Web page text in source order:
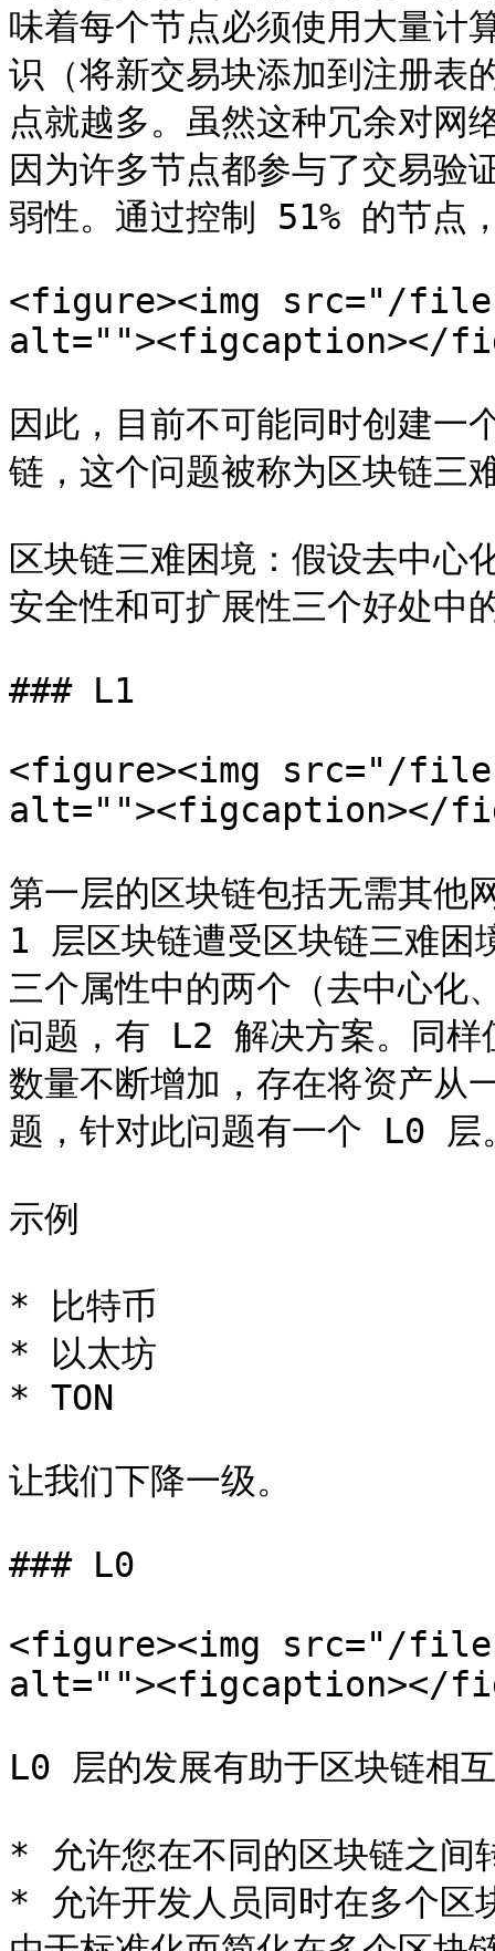
味着每个节点必须使用大量计
识（将新交易块添加到注册表
点就越多。虽然这种冗余对网
因为许多节点都参与了交易验
弱性。通过控制 51% 的节点
<figure><img src="/files/
alt=""><figcaption></
因此，目前不可能同时创建一
链，这个问题被称为区块链三
区块链三难困境：假设去中心
安全性和可扩展性三个好处中
### L1
<figure><img src="/files/
alt=""><figcaption></
第一层的区块链包括无需其他
1 层区块链遭受区块链三难困
三个属性中的两个（去中心化
问题，有 L2 解决方案。同样
数量不断增加，存在将资产从
题，针对此问题有一个 L0 层
示例
* 比特币
* 以太坊
* TON
让我们下降一级。
### L0
<figure><img src="/files/
alt=""><figcaption></
L0 层的发展有助于区块链相
* 允许您在不同的区块链之间
* 允许开发人员同时在多个区